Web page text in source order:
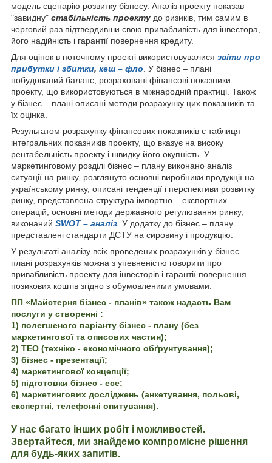
модель сценарію розвитку бізнесу. Аналіз проекту показав
"завидну" стабільність проекту до ризиків, тим самим в
черговий раз підтвердивши свою привабливість для інвестора,
його надійність і гарантії повернення кредиту.
Для оцінок в поточному проекті використовувалися звіти про
прибутки і збитки, кеш – фло . У бізнес – плані
побудований баланс, розраховані фінансові показники
проекту, що використовуються в міжнародній практиці. Також
у бізнес – плані описані методи розрахунку цих показників та
їх оцінка.
Результатом розрахунку фінансових показників є таблиця
інтегральних показників проекту, що вказує на високу
рентабельність проекту і швидку його окупність. У
маркетинговому розділі бізнес – плану виконано аналіз
ситуації на ринку, розглянуто основні виробники продукції на
українському ринку, описані тенденції і перспективи розвитку
ринку, представлена структура імпортно – експортних
операцій, основні методи державного регулювання ринку,
виконаний SWOT – аналіз . У додатку до бізнес – плану
представлені стандарти ДСТУ на сировину і продукцію.
У результаті аналізу всіх проведених розрахунків у бізнес –
плані розрахунків можна з упевненістю говорити про
привабливість проекту для інвесторів і гарантії повернення
позикових коштів згідно з обумовленими умовами.
ПП «Майстерня бізнес - планів» також надасть Вам
послуги у створенні :
1) полегшеного варіанту бізнес - плану (без
маркетингової та описових частин);
2) ТЕО (техніко - економічного обґрунтування);
3) бізнес - презентації;
4) маркетингової концепції;
5) підготовки бізнес - есе;
6) маркетингових досліджень (анкетування, польові,
експертні, телефонні опитування).
У нас багато інших робіт і можливостей.
Звертайтеся, ми знайдемо компромісне рішення
для будь-яких запитів.